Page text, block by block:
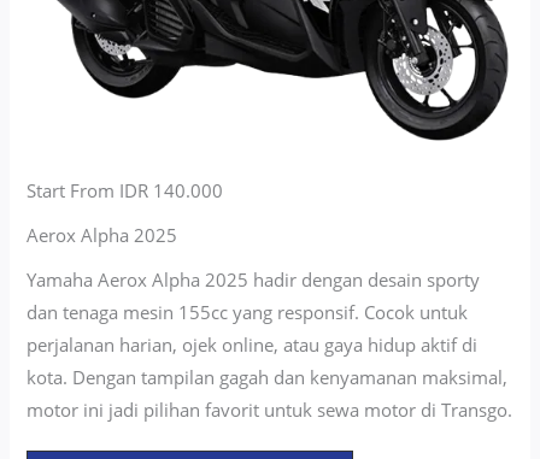
Start From IDR 140.000
Aerox Alpha 2025
Yamaha Aerox Alpha 2025 hadir dengan desain sporty
dan tenaga mesin 155cc yang responsif. Cocok untuk
perjalanan harian, ojek online, atau gaya hidup aktif di
kota. Dengan tampilan gagah dan kenyamanan maksimal,
motor ini jadi pilihan favorit untuk sewa motor di Transgo.